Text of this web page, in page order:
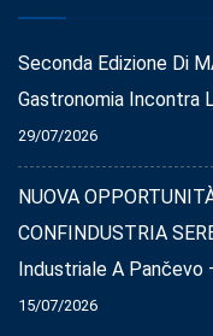
Seconda Edizione Di
Gastronomia Incontra
29/07/2026
NUOVA
CONFINDUSTRIA
Industriale A
15/07/2026